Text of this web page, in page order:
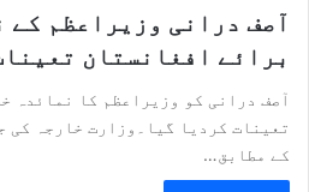
آصف درانی وزیراعظم کے
برائے افغانستان
آصف درانی کو وزیراعظم کا نمائدہ
تعینات کردیا گیا۔وزارت خارجہ کی
کے مطابق…